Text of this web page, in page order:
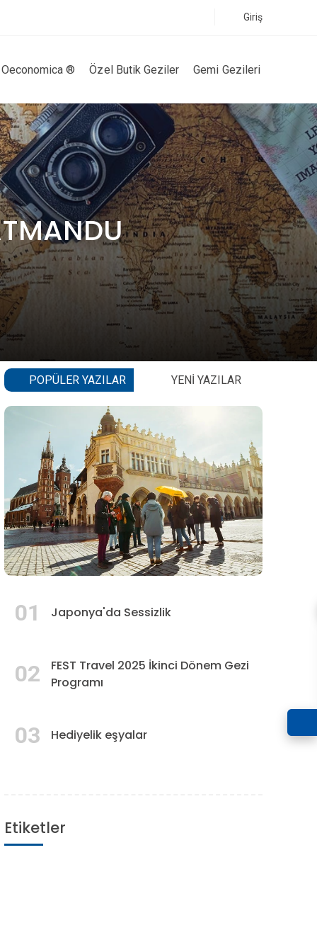
Giriş
Oeconomica ® Özel Butik Geziler Gemi Gezileri
POPÜLER YAZILAR YENI YAZILAR
01 Japonya'da Sessizlik
02
FEST Travel 2025 İkinci Dönem Gezi
Programı
03 Hediyelik eşyalar
Etiketler